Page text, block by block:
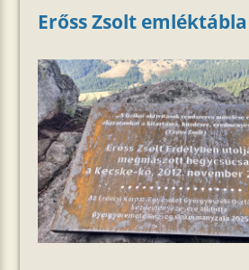
Erőss Zsolt emléktábla